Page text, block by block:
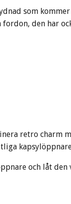
som
den har
retro charm
och låt